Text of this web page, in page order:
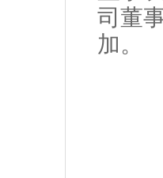
司董
加。